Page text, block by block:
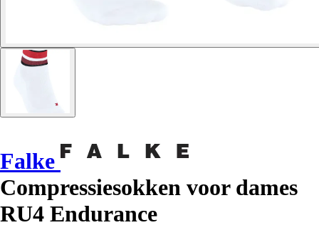
Falke
Compressiesokken voor dames
RU4 Endurance